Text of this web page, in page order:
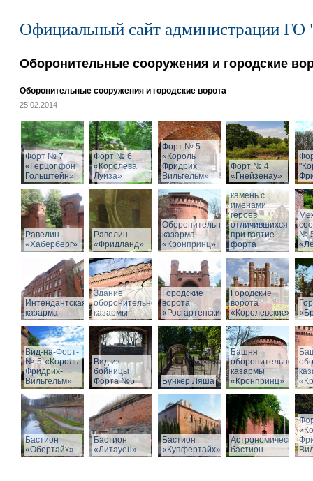
Официальный сайт администрации ГО
Оборонительные сооружения и городские
Оборонительные сооружения и городские ворота
25.02.2014
Форт № 7
«Герцог фон
Гольштейн»
Форт № 6
«Королева
Луиза»
Форт № 5
«Король
Фридрих
Вильгельм»
Форт № 4
«Гнейзенау»
Равелин
«Хаберберг»
Равелин
«Фридланд»
Оборонительная
казарма
«Кронпринц»
Мемориальный
камень с
именами
героев
отличившихся
при взятие
форта
№
Интендантская
казарма
Здание
оборонительной
казармы
Городские
ворота
«Росгартенские»
Городские
ворота
«Королевские»
Вид-на-Форт-
№-5-«Король-
Фридрих-
Вильгельм»
Вид из
бойницы
Форта №5
Бункер Ляша
Башня
оборонительной
казармы
«Кронпринц»
Бастион
«Обертайх»
Бастион
«Литауен»
Бастион
«Купфертайх»
Астрономический
бастион